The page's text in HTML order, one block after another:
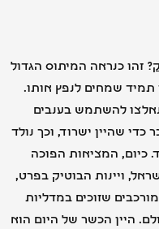
כנראה המיתוס הגדול
שמחים לנפץ אותו.
להשתמש בענבים
ישרוד, וכך נולד
המציאות הפוכה
הבוטיק בפרט,
שזוכים במדליות
הכשר של היום הוא